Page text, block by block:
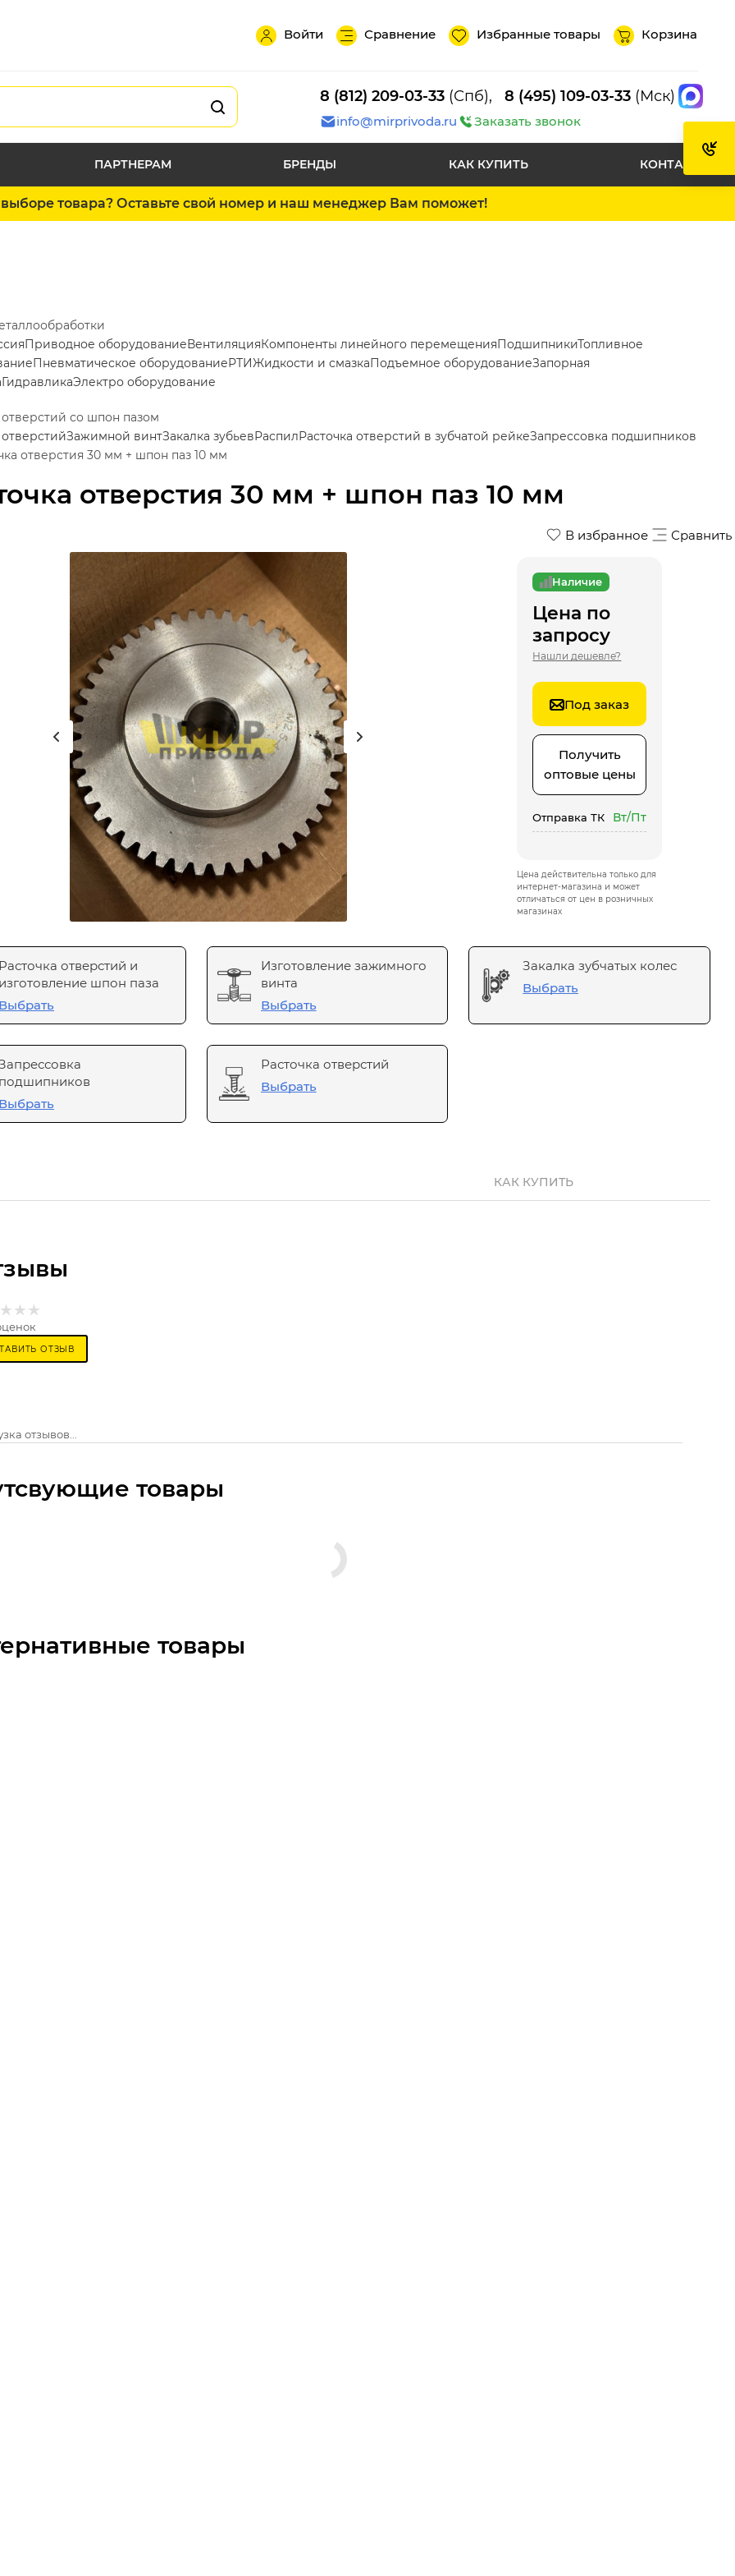
Войти Сравнение Избранные товары Корзина
8 (812) 209-03-33 (Спб), 8 (495) 109-03-33 (Мск)
info@mirprivoda.ru Заказать звонок
ПАРТНЕРАМ БРЕНДЫ КАК КУПИТЬ КОНТАКТЫ
товара? Оставьте свой номер и наш менеджер Вам поможет!
отверстия 30 мм + шпон паз 10 мм
Приводное оборудованиеВентиляцияКомпоненты линейного перемещенияПодшипникиТопливное
Пневматическое оборудованиеРТИЖидкости и смазкаПодъемное оборудованиеЗапорная
ГидравликаЭлектро оборудование
отверстий со шпон пазом
отверстийЗажимной винтЗакалка зубьевРаспилРасточка отверстий в зубчатой рейкеЗапрессовка подшипников
отверстия 30 мм + шпон паз 10 мм
В избранное Сравнить
Наличие
Цена по
запросу
Нашли дешевле?
Под заказ
Получить
оптовые цены
Отправка ТК Вт/Пт
Цена действительна только для
интернет-магазина и может
отличаться от цен в розничных
магазинах
Расточка отверстий и
изготовление шпон паза
Выбрать
Изготовление зажимного
винта
Выбрать
Закалка зубчатых колес
Выбрать
подшипников
Выбрать
Расточка отверстий
Выбрать
КАК КУПИТЬ
ОТЗЫВ
отзывов...
товары
товары